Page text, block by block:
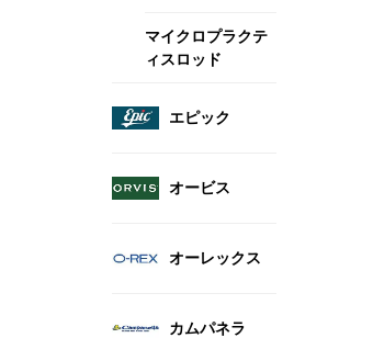
マイクロプラクテ
ィスロッド
エピック
オービス
オーレックス
カムパネラ